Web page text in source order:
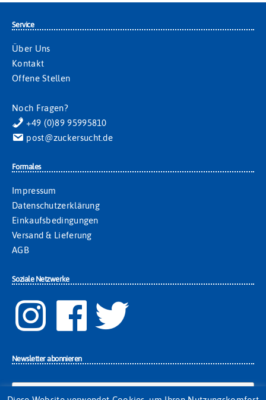
Service
Über Uns
Kontakt
Offene Stellen
Noch Fragen?
+49 (0)89 95995810
post@zuckersucht.de
Formales
Impressum
Datenschutzerklärung
Einkaufsbedingungen
Versand & Lieferung
AGB
Soziale Netzwerke
Newsletter abonnieren